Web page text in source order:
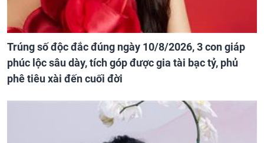
Trúng số độc đắc đúng ngày 10/8/2026, 3 con giáp
phúc lộc sâu dày, tích góp được gia tài bạc tỷ, phủ
phê tiêu xài đến cuối đời